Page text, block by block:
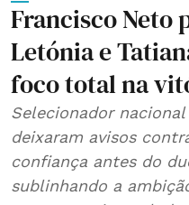
Francisco Neto
Letónia e
foco total na
Selecionador
deixaram avisos
confiança antes do
sublinhando a